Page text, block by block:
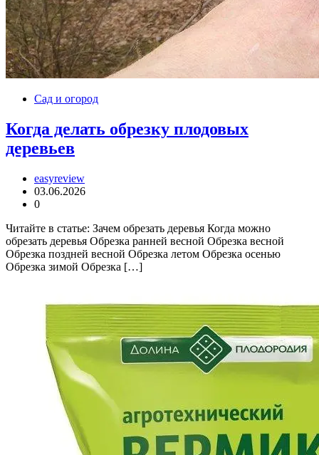
Сад и огород
Когда делать обрезку плодовых
деревьев
easyreview
03.06.2026
0
Читайте в статье: Зачем обрезать деревья Когда можно
обрезать деревья Обрезка ранней весной Обрезка весной
Обрезка поздней весной Обрезка летом Обрезка осенью
Обрезка зимой Обрезка […]